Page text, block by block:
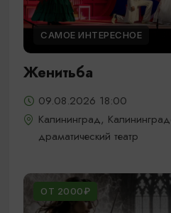
САМОЕ ИНТЕРЕСНОЕ
Женитьба
09.08.2026 18:00
Калининград,
драматический театр
ОТ 2000₽